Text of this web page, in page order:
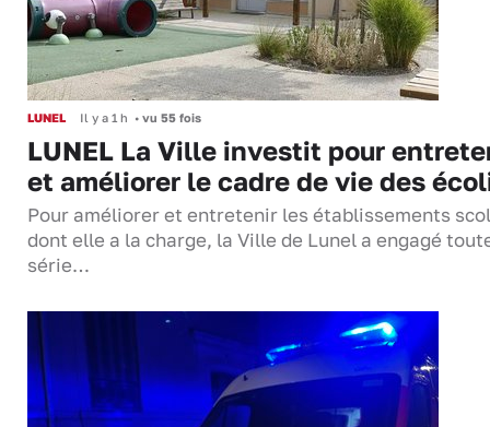
LUNEL Il y a 1 h • vu 55 fois
LUNEL La Ville investit pour
et améliorer le cadre de vie des
Pour améliorer et entretenir les établissements
dont elle a la charge, la Ville de Lunel a engagé
série…